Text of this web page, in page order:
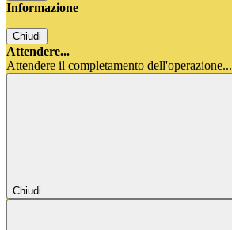
Informazione
Chiudi
Attendere...
Attendere il completamento dell'operazione...
Chiudi